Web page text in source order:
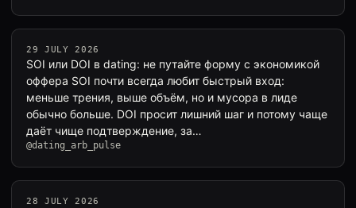
29 JULY 2026
SOI или DOI в dating: не путайте форму с экономикой
оффера SOI почти всегда любит быстрый вход:
меньше трения, выше объём, но и мусора в лиде
обычно больше. DOI просит лишний шаг и потому чаще
даёт чище подтверждение, за…
@dating_arb_pulse
28 JULY 2026